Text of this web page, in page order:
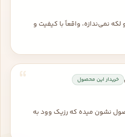
نمی‌ندازه، واقعاً با کیفیت و
خریدار این محصول
نشون میده که رزیک وود به